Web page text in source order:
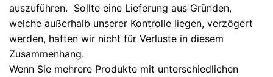
auszuführen. Sollte eine Lieferung aus Gründen,
welche außerhalb unserer Kontrolle liegen, verzögert
werden, haften wir nicht für Verluste in diesem
Zusammenhang.
Wenn Sie mehrere Produkte mit unterschiedlichen